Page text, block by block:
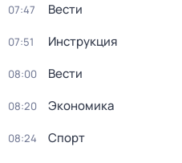
07:47 Вести
07:51 Инструкция
08:00 Вести
08:20 Экономика
08:24 Спорт